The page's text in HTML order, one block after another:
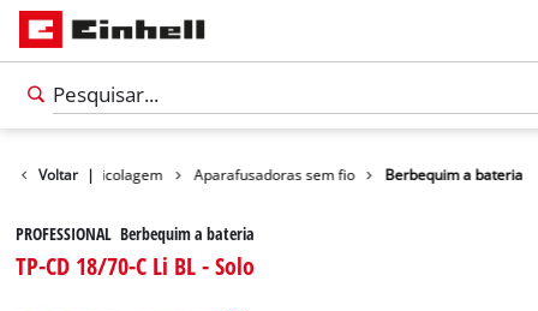
Voltar |Bricolagem Aparafusadoras sem fio Berbequim a bateria
PROFESSIONAL Berbequim a bateria
TP-CD 18/70-C Li BL - Solo